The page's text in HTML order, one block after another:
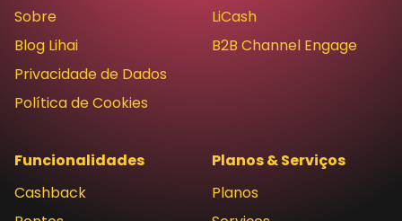
Sobre
Blog Lihai
Privacidade de Dados
Política de Cookies
LiCash
B2B Channel Engage
Funcionalidades
Cashback
Planos & Serviços
Planos